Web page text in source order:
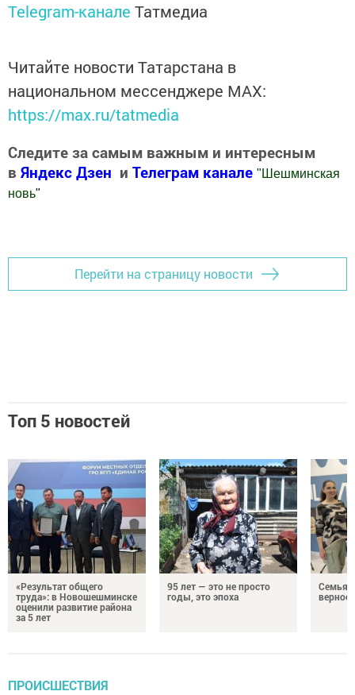
Telegram-канале Татмедиа
Читайте новости Татарстана в
национальном мессенджере MАХ:
https://max.ru/tatmedia
Следите за самым важным и интересным
в Яндекс Дзен и Телеграм канале " Шешминская
новь"
Перейти на страницу новости
Топ 5 новостей
«Результат общего
труда»: в Новошешминске
оценили развитие района
за 5 лет
95 лет — это не просто
годы, это эпоха
Семья
ПРОИСШЕСТВИЯ